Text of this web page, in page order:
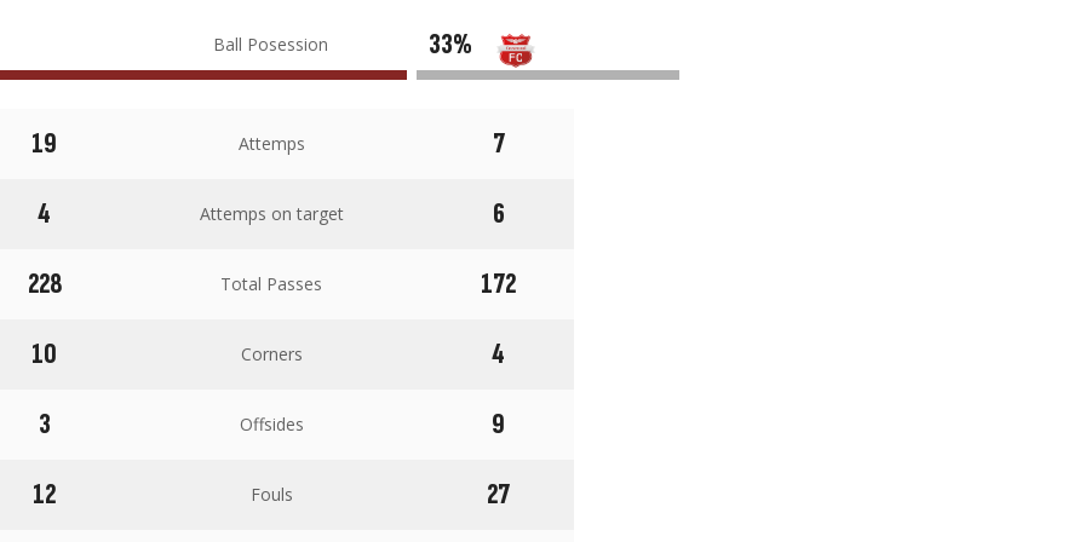
Ball Posession 33%
19 Attemps
7
4
Attemps on target
6
228
Total Passes
172
10
Corners
4
3
Offsides
9
12
Fouls 27